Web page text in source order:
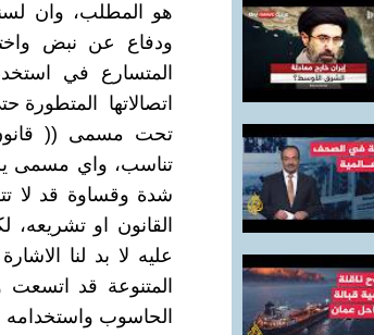
هو المطلب، وان
ودفاع عن نبض
المتسارع في
اتصالاتها المتطورة
تحت مسمى (( قانون
تناسب، واي مسمى
شدة وقساوة قد لا
القانون او تشريعه،
عليه لا بد لنا
المتنوعة قد
الحاسوب